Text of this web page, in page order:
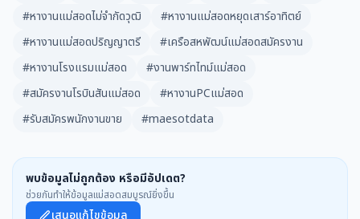
#หางานแม่สอดไม่จํากัดวุฒิ
#หางานแม่สอดหยุดเสาร์อาทิตย์
#หางานแม่สอดปริญญาตรี
#เครือสหพัฒน์แม่สอดสมัครงาน
#หางานโรงแรมแม่สอด
#งานพาร์ทไทม์แม่สอด
#สมัครงานโรบินสันแม่สอด
#หางานPCแม่สอด
#รับสมัครพนักงานขาย
#maesotdata
พบข้อมูลไม่ถูกต้อง หรือมีอัปเดต?
ช่วยกันทำให้ข้อมูลแม่สอดสมบูรณ์ยิ่งขึ้น
เสนอแก้ไขข้อมูล